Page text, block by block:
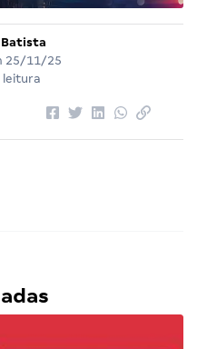
Batista
25/11/25
leitura